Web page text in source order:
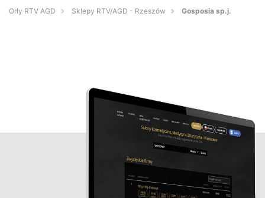
Orły RTV AGD Sklepy RTV/AGD - Rzeszów Gosposia sp.j.